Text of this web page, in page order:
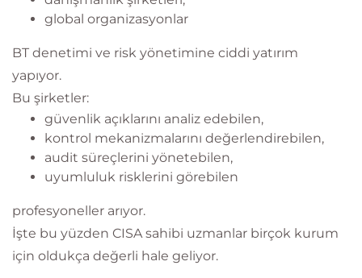
global organizasyonlar
BT denetimi ve risk yönetimine ciddi yatırım
yapıyor.
Bu şirketler:
güvenlik açıklarını analiz edebilen,
kontrol mekanizmalarını değerlendirebilen,
audit süreçlerini yönetebilen,
uyumluluk risklerini görebilen
profesyoneller arıyor.
İşte bu yüzden CISA sahibi uzmanlar birçok kurum
için oldukça değerli hale geliyor.